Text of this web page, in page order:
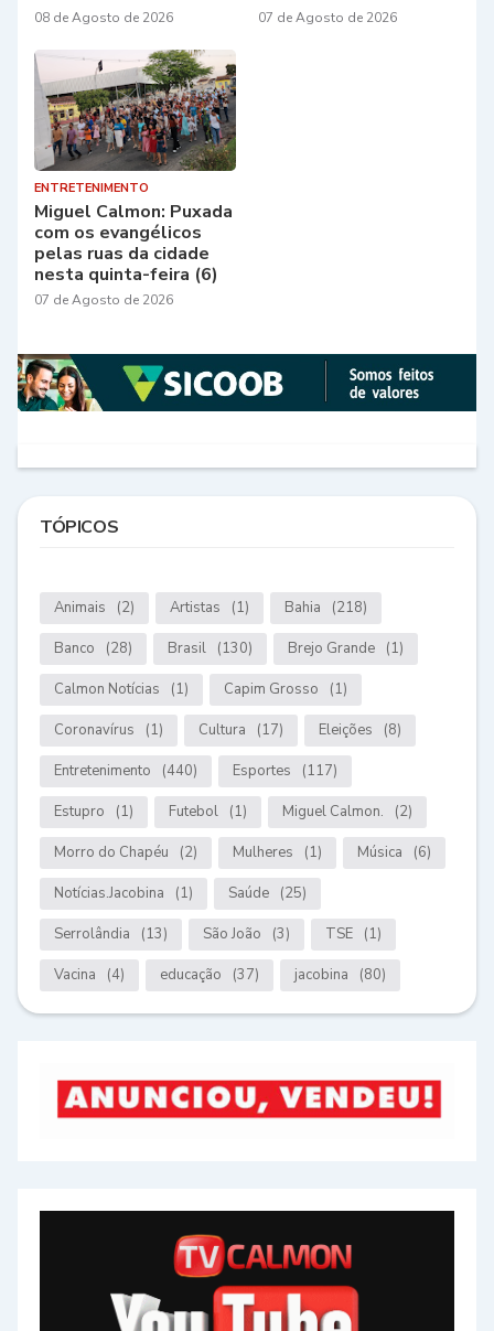
08 de Agosto de 2026 07 de Agosto de 2026
ENTRETENIMENTO
Miguel Calmon: Puxada
com os evangélicos
pelas ruas da cidade
nesta quinta-feira (6)
07 de Agosto de 2026
TÓPICOS
Animais (2) Artistas (1) Bahia (218)
Banco (28) Brasil (130) Brejo Grande (1)
Calmon Notícias (1) Capim Grosso (1)
Coronavírus (1) Cultura (17) Eleições (8)
Entretenimento (440) Esportes (117)
Estupro (1) Futebol (1) Miguel Calmon. (2)
Morro do Chapéu (2) Mulheres (1) Música (6)
Notícias.Jacobina (1) Saúde (25)
Serrolândia (13) São João (3) TSE (1)
Vacina (4) educação (37) jacobina (80)